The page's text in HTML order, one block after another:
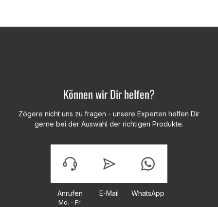
Können wir Dir helfen?
Zögere nicht uns zu fragen - unsere Experten helfen Dir
gerne bei der Auswahl der richtigen Produkte.
Anrufen
Mo. - Fr.
E-Mail WhatsApp